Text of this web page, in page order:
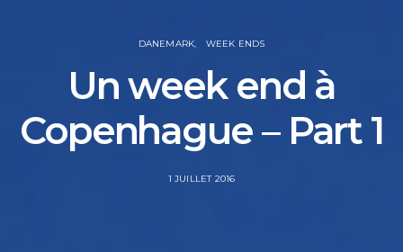
DANEMARK WEEK ENDS
Un week end à
Copenhague – Part 1
POSTED
1 JUILLET 2016